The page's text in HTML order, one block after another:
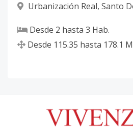
Urbanización Real, Santo
Desde 2 hasta 3 Hab.
Desde 115.35 hasta 178.1